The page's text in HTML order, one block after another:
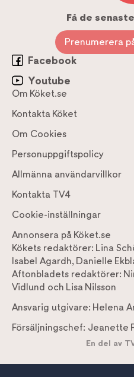
Få de
Prenumerera
Facebook
Youtube
Om Köket.se
Kontakta Köket
Om Cookies
Personuppgiftspolicy
Allmänna användarvillkor
Kontakta TV4
Cookie-inställningar
Annonsera på Köket.se
Kökets redaktörer: Lina
Isabel Agardh, Danielle
Aftonbladets redaktörer:
Vidlund och Lisa Nilsson
Ansvarig utgivare: Helena
Försäljningschef: Jeanette
En del av